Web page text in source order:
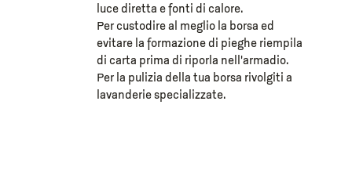
luce diretta e fonti di calore.
Per custodire al meglio la borsa ed
evitare la formazione di pieghe riempila
di carta prima di riporla nell’armadio.
Per la pulizia della tua borsa rivolgiti a
lavanderie specializzate.